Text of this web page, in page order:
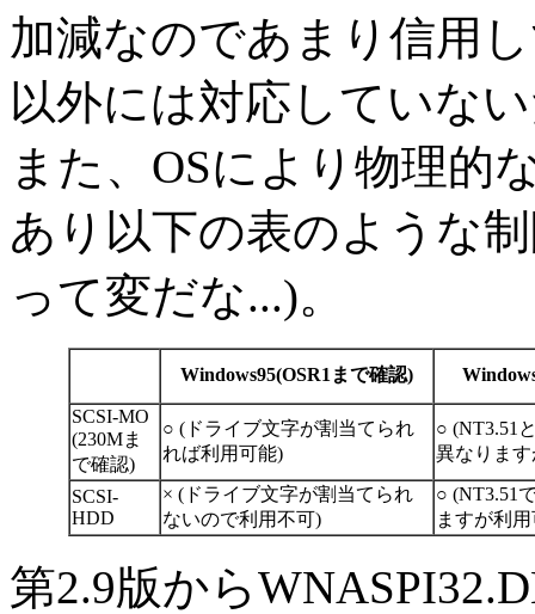
加減なのであまり信用
以外には対応していな
また、OSにより物理的
あり以下の表のような
って変だな...)。
Windows95(OSR1まで確認)
SCSI-MO
(230Mま
で確認)
○ (ドライブ文字が割当てられ
れば利用可能)
○ (NT3.51
異なりま
SCSI-
HDD
× (ドライブ文字が割当てられ
ないので利用不可)
○ (NT3.51
ますが利
第2.9版から